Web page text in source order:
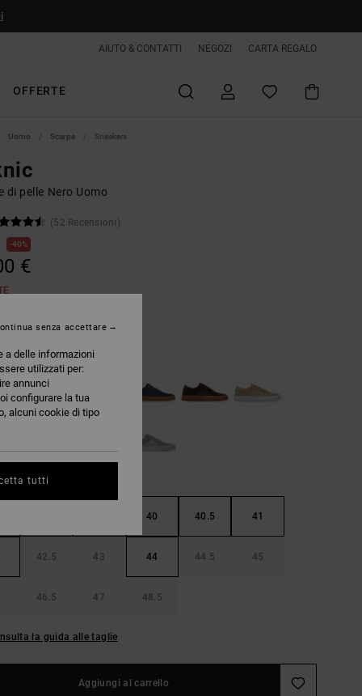
AIUTO & CONTATTI NEGOZI CARTA REGALO
OFFERTE
Uomo Scarpe Sneakers
di pelle Nero Uomo
(52 Recensioni)
40%
€
40 40.5 41
42.5 43 44 44.5 45
46.5 47 48.5
la guida alle taglie
Aggiungi al carrello
a delle informazioni
utilizzati per:
annunci
configurare la tua
alcuni cookie di tipo
senza accettare
tutti